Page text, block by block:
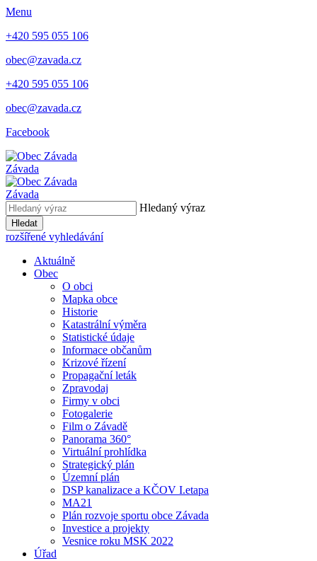
Menu
+420 595 055 106
obec@zavada.cz
+420 595 055 106
obec@zavada.cz
Facebook
Závada
Závada
Hledaný výraz
Hledat
rozšířené vyhledávání
Aktuálně
Obec
O obci
Mapka obce
Historie
Katastrální výměra
Statistické údaje
Informace občanům
Krizové řízení
Propagační leták
Zpravodaj
Firmy v obci
Fotogalerie
Film o Závadě
Panorama 360°
Virtuální prohlídka
Strategický plán
Územní plán
DSP kanalizace a KČOV I.etapa
MA21
Plán rozvoje sportu obce Závada
Investice a projekty
Vesnice roku MSK 2022
Úřad